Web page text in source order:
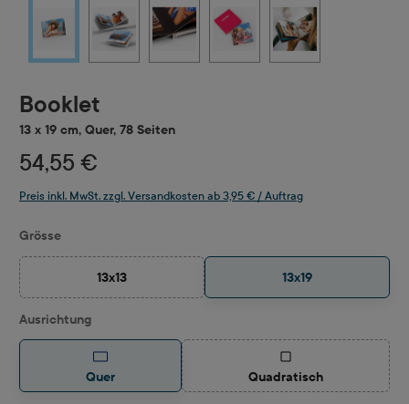
Booklet
13 x 19 cm, Quer, 78 Seiten
54,55 €
Preis inkl. MwSt. zzgl. Versandkosten ab 3,95 € / Auftrag
Grösseauswählen
13x13
(Diese Option ist zurzeit nicht verfügbar.)
13x19
Ausrichtungauswählen
Quer Quadratisch(Diese Option ist